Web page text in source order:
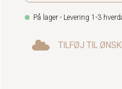
På lager - Levering 1-3
TILFØJ TIL